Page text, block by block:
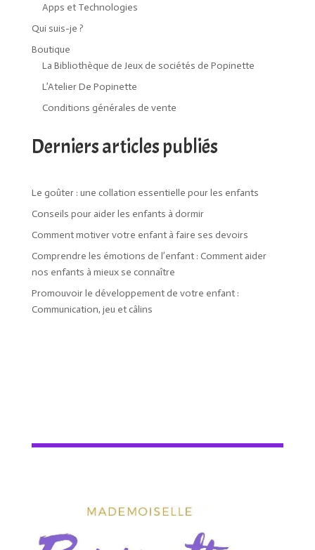
Apps et Technologies
Qui suis-je ?
Boutique
La Bibliothèque de Jeux de sociétés de Popinette
L’Atelier De Popinette
Conditions générales de vente
Derniers articles publiés
Le goûter : une collation essentielle pour les enfants
Conseils pour aider les enfants à dormir
Comment motiver votre enfant à faire ses devoirs
Comprendre les émotions de l’enfant : Comment aider
nos enfants à mieux se connaître
Promouvoir le développement de votre enfant :
Communication, jeu et câlins